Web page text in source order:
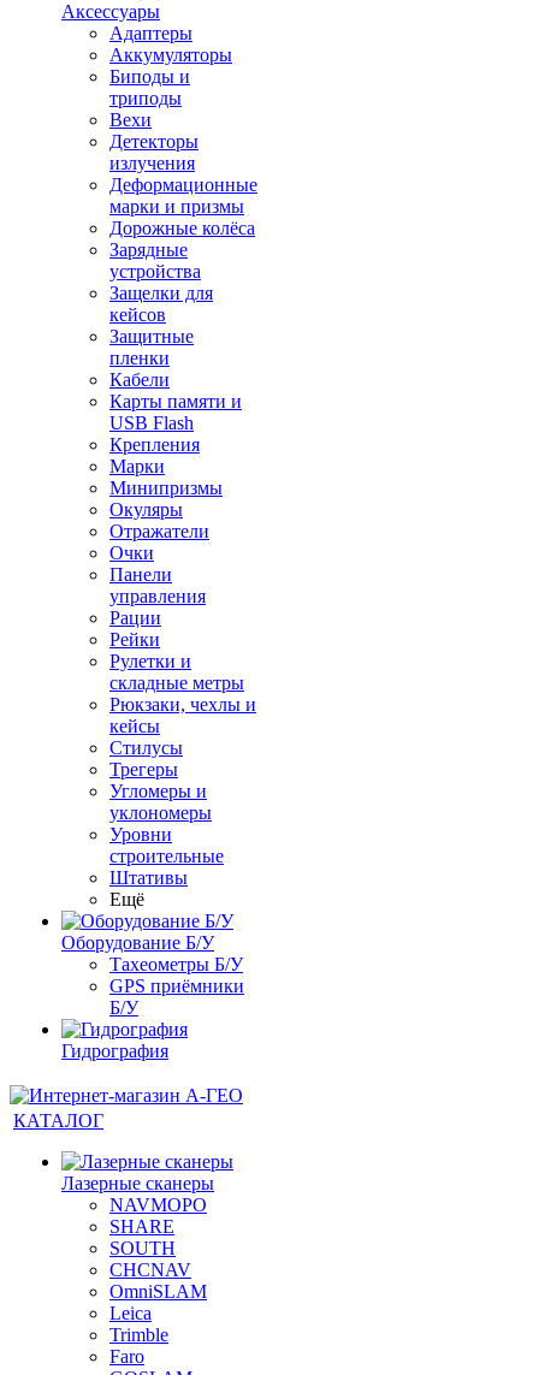
Аксессуары
Адаптеры
Аккумуляторы
Биподы и
триподы
Вехи
Детекторы
излучения
Деформационные
марки и призмы
Дорожные колёса
Зарядные
устройства
Защелки для
кейсов
Защитные
пленки
Кабели
Карты памяти и
USB Flash
Крепления
Марки
Минипризмы
Окуляры
Отражатели
Очки
Панели
управления
Рации
Рейки
Рулетки и
складные метры
Рюкзаки, чехлы и
кейсы
Стилусы
Трегеры
Угломеры и
уклономеры
Уровни
строительные
Штативы
Ещё
Оборудование Б/У
Тахеометры Б/У
GPS приёмники
Б/У
Гидрография
КАТАЛОГ
Лазерные сканеры
NAVMOPO
SHARE
SOUTH
CHCNAV
OmniSLAM
Leica
Trimble
Faro